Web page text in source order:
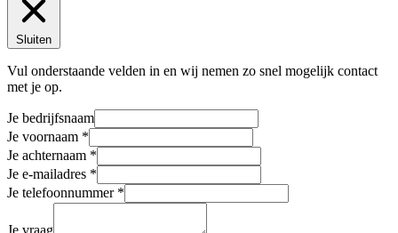
Sluiten
Vul onderstaande velden in en wij nemen zo snel mogelijk contact
met je op.
Je bedrijfsnaam
Je voornaam
Je achternaam
Je e-mailadres
Je telefoonnummer
Je vraag